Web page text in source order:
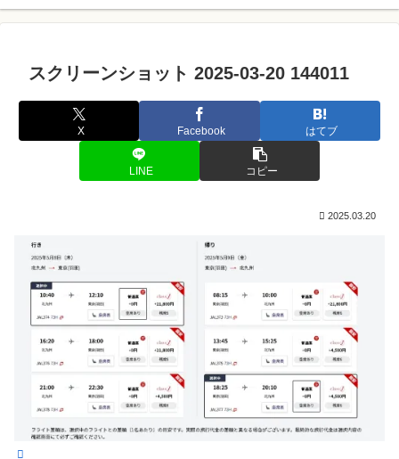
スクリーンショット 2025-03-20 144011
X Facebook はてブ
LINE コピー
2025.03.20